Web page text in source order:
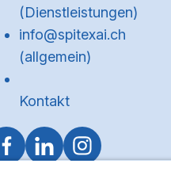
(Dienstleistungen)
info@spitexai.ch
(allgemein)
Kontakt